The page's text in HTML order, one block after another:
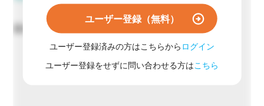
最短70日
ユーザー登録（無料）
ユーザー登録済みの方はこちらから ログイン
ユーザー登録をせずに問い合わせる方はこちら